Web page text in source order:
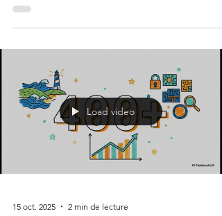
les Opportunités Pédagogiques
Load video